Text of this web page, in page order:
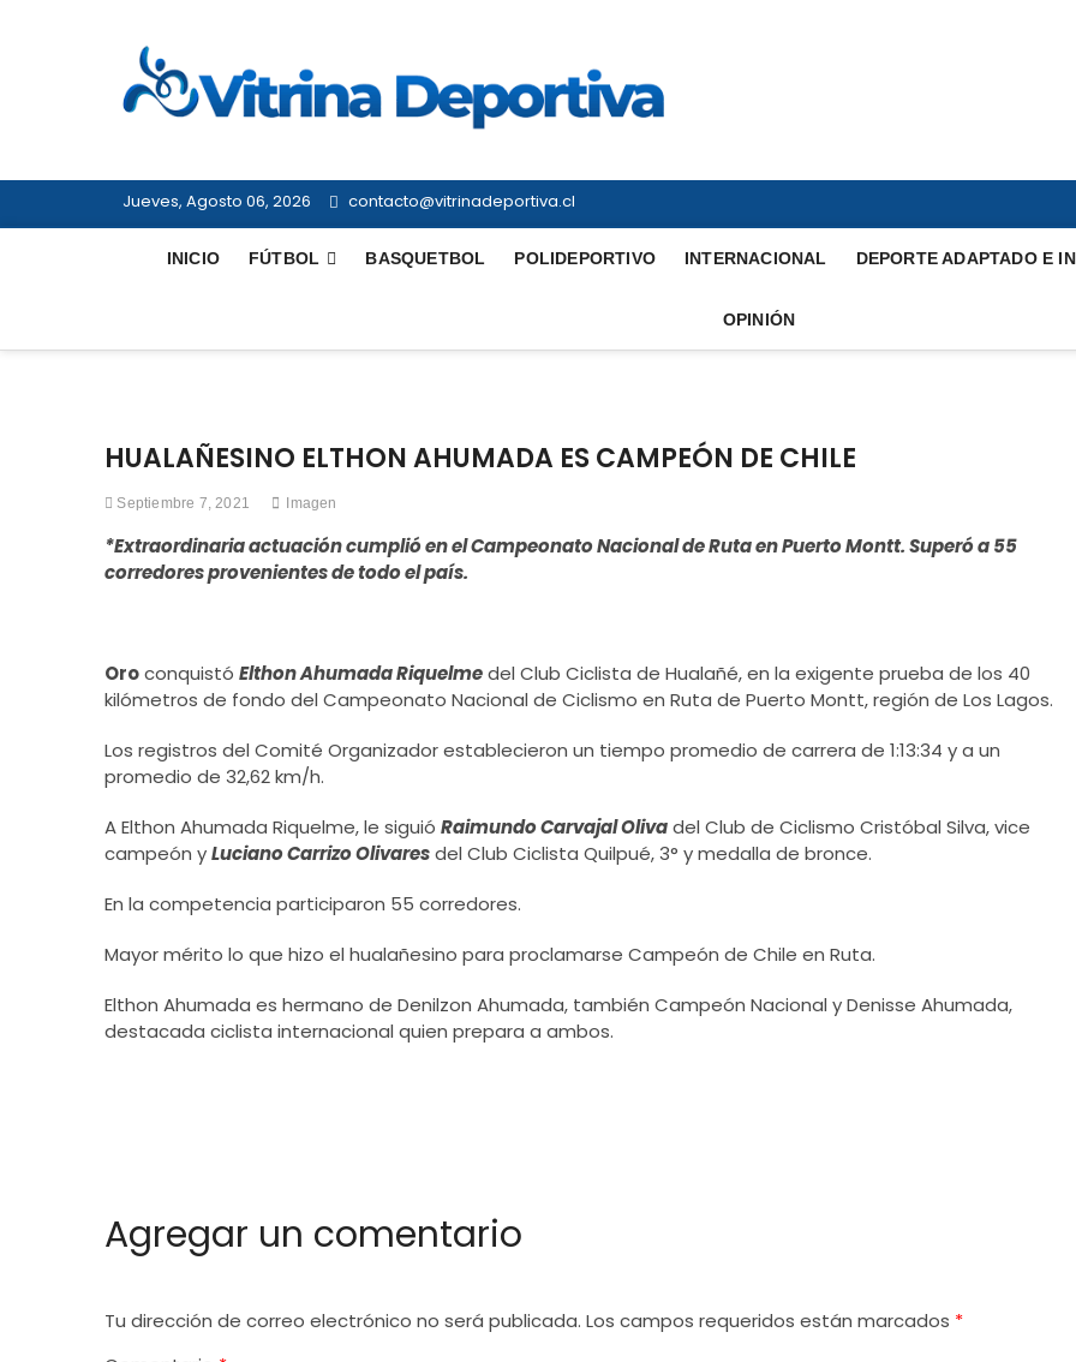
Jueves, Agosto 06, 2026 contacto@vitrinadeportiva.cl
INICIO FÚTBOL BASQUETBOL POLIDEPORTIVO INTERNACIONAL DEPORTE ADAPTADO E
OPINIÓN
HUALAÑESINO ELTHON AHUMADA ES CAMPEÓN DE CHILE
Septiembre 7, 2021 Imagen
*Extraordinaria actuación cumplió en el Campeonato Nacional de Ruta en Puerto Montt. Superó a 55
corredores provenientes de todo el país.
Oroconquistó Elthon Ahumada Riquelmedel Club Ciclista de Hualañé, en la exigente prueba de los 40
kilómetros de fondo del Campeonato Nacional de Ciclismo en Ruta de Puerto Montt, región de Los Lagos.
Los registros del Comité Organizador establecieron un tiempo promedio de carrera de 1:13:34 y a un
promedio de 32,62 km/h.
A Elthon Ahumada Riquelme, le siguió Raimundo Carvajal Olivadel Club de Ciclismo Cristóbal Silva, vice
campeón yLuciano Carrizo Olivaresdel Club Ciclista Quilpué, 3° y medalla de bronce.
En la competencia participaron 55 corredores.
Mayor mérito lo que hizo el hualañesino para proclamarse Campeón de Chile en Ruta.
Elthon Ahumada es hermano de Denilzon Ahumada, también Campeón Nacional y Denisse Ahumada,
destacada ciclista internacional quien prepara a ambos.
Agregar un comentario
Tu dirección de correo electrónico no será publicada. Los campos requeridos están marcados *